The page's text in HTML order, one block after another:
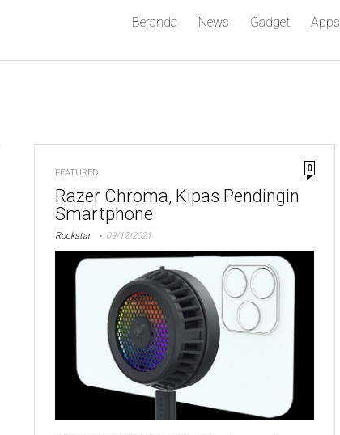
Beranda News Gadget Apps
FEATURED 0
Razer Chroma, Kipas Pendingin
Smartphone
Rockstar 09/12/2021